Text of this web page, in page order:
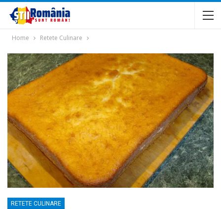
Home Retete Culinare
RETETE CULINARE